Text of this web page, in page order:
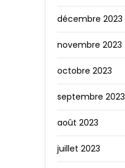
décembre 2023
novembre 2023
octobre 2023
septembre 2023
août 2023
juillet 2023